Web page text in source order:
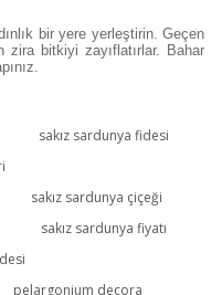
bir yere yerleştirin. Geçen
zira bitkiyi zayıflatırlar. Bahar
yapın!
sakız sardunya fidesi
sakız sardunya çiçeği
sakız sardunya fiyatı
pelargonium decora